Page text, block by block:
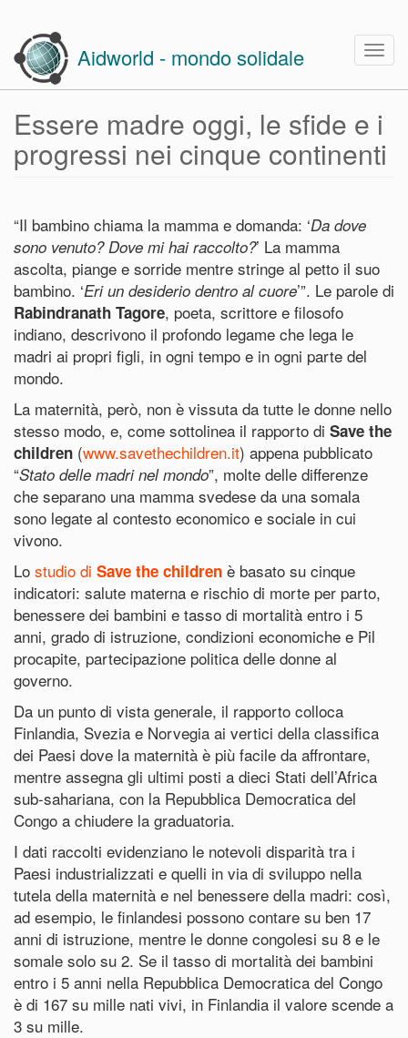
main
content
Aidworld - mondo solidale
Essere madre oggi, le sfide e i
progressi nei cinque continenti
“Il bambino chiama la mamma e domanda: ‘Da dove
sono venuto? Dove mi hai raccolto?’ La mamma
ascolta, piange e sorride mentre stringe al petto il suo
bambino. ‘Eri un desiderio dentro al cuore’”. Le parole di
Rabindranath Tagore, poeta, scrittore e filosofo
indiano, descrivono il profondo legame che lega le
madri ai propri figli, in ogni tempo e in ogni parte del
mondo.
La maternità, però, non è vissuta da tutte le donne nello
stesso modo, e, come sottolinea il rapporto di Save the
children (www.savethechildren.it) appena pubblicato
“Stato delle madri nel mondo”, molte delle differenze
che separano una mamma svedese da una somala
sono legate al contesto economico e sociale in cui
vivono.
Lo studio di Save the children è basato su cinque
indicatori: salute materna e rischio di morte per parto,
benessere dei bambini e tasso di mortalità entro i 5
anni, grado di istruzione, condizioni economiche e Pil
procapite, partecipazione politica delle donne al
governo.
Da un punto di vista generale, il rapporto colloca
Finlandia, Svezia e Norvegia ai vertici della classifica
dei Paesi dove la maternità è più facile da affrontare,
mentre assegna gli ultimi posti a dieci Stati dell’Africa
sub-sahariana, con la Repubblica Democratica del
Congo a chiudere la graduatoria.
I dati raccolti evidenziano le notevoli disparità tra i
Paesi industrializzati e quelli in via di sviluppo nella
tutela della maternità e nel benessere della madri: così,
ad esempio, le finlandesi possono contare su ben 17
anni di istruzione, mentre le donne congolesi su 8 e le
somale solo su 2. Se il tasso di mortalità dei bambini
entro i 5 anni nella Repubblica Democratica del Congo
è di 167 su mille nati vivi, in Finlandia il valore scende a
3 su mille.